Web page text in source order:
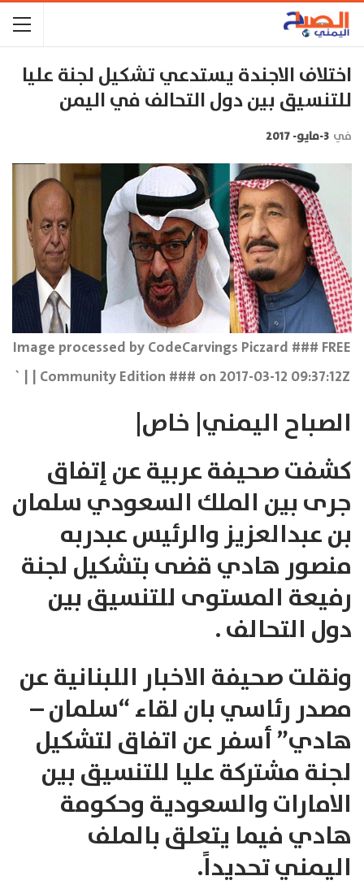
اختلاف الاجندة يستدعي تشكيل لجنة عليا
للتنسيق بين دول التحالف في اليمن
في 3-مايو- 2017
Image processed by CodeCarvings Piczard ### FREE
Community Edition ### on 2017-03-12 09:37:12Z | | `
الصباح اليمني| خاص|
كشفت صحيفة عربية عن إتفاق
جرى بين الملك السعودي سلمان
بن عبدالعزيز والرئيس عبدربه
منصور هادي قضى بتشكيل لجنة
رفيعة المستوى للتنسيق بين
دول التحالف .
ونقلت صحيفة الاخبار اللبنانية عن
مصدر رئاسي بان لقاء “سلمان –
هادي” أسفر عن اتفاق لتشكيل
لجنة مشتركة عليا للتنسيق بين
الامارات والسعودية وحكومة
هادي فيما يتعلق بالملف
اليمني تحديداً.